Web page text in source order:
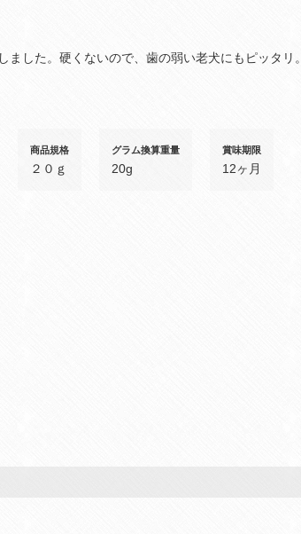
した。硬くないので、歯の弱い老犬にもピッタリ。
商品規格
２０ｇ
グラム換算重量
20g
賞味期限
12ヶ月